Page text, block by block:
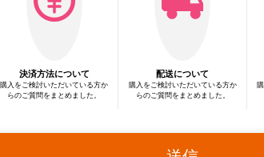
ユーザーにご自身の登録情報の閲覧や変更，削除，ご利用状況の閲覧
有料サービスにおいて，ユーザーに利用料金を請求するため
す。
利用目的の変更を行った場合には，変更後の目的について，当社所
ト上に公表するものとします。
決済方法について
購入をご検討いただいている方か
らのご質問をまとめました。
配送について
購入をご検討いただいている方か
らのご質問をまとめました。